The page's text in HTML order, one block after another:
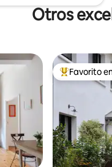
Otros
De los
Favorito